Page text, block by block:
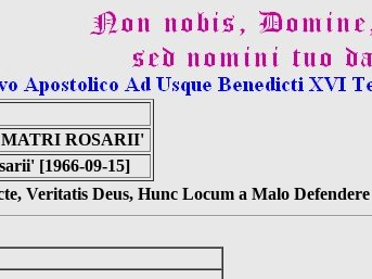
ROSARII'
[1966-09-15]
Veritatis Deus, Hunc Locum a Malo